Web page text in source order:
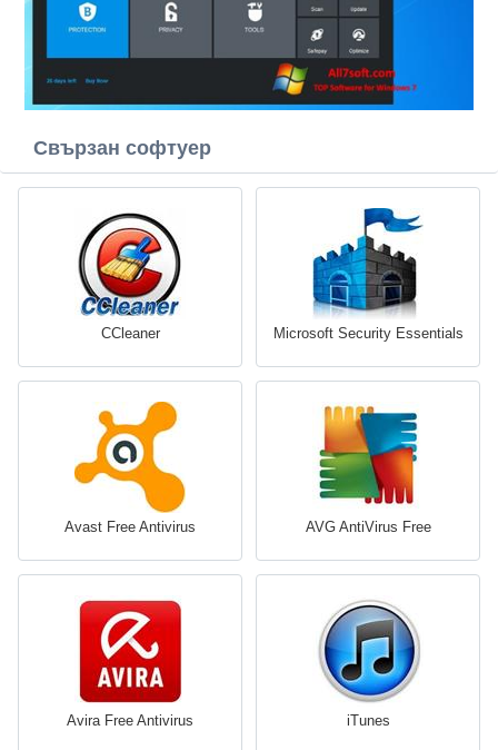
Свързан софтуер
CCleaner Microsoft Security Essentials
Avast Free Antivirus AVG AntiVirus Free
Avira Free Antivirus iTunes